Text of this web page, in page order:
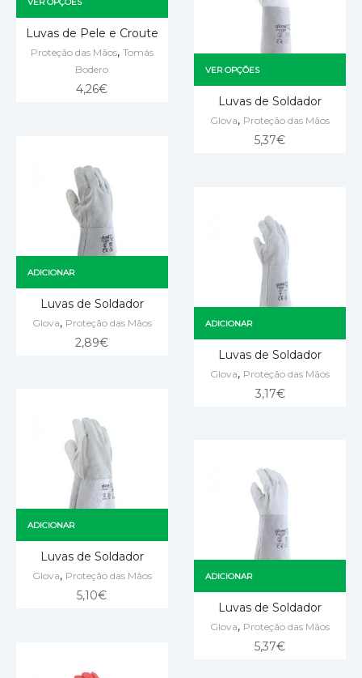
Luvas de Pele e Croute
Proteção das Mãos, Tomás
Bodero
4,26€
VER OPÇÕES
Luvas de Soldador
Glova, Proteção das Mãos
5,37€
ADICIONAR
Luvas de Soldador
Glova, Proteção das Mãos
2,89€
ADICIONAR
Luvas de Soldador
Glova, Proteção das Mãos
3,17€
ADICIONAR
Luvas de Soldador
Glova, Proteção das Mãos
5,10€
ADICIONAR
Luvas de Soldador
Glova, Proteção das Mãos
5,37€